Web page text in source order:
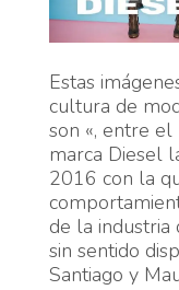
Estas
cultura de
son «, entre
marca Diesel
2016 con la
de la industria
sin sentido
Santiago y